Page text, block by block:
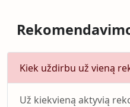
Kiek uždirbu už vieną
Už kiekvieną aktyvią